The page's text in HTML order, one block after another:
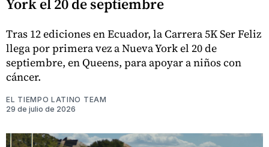
Tras 12 ediciones en Ecuador, la Carrera 5K Ser Feliz
llega por primera vez a Nueva York el 20 de
septiembre, en Queens, para apoyar a niños con
cáncer.
EL TIEMPO LATINO TEAM
29 de julio de 2026